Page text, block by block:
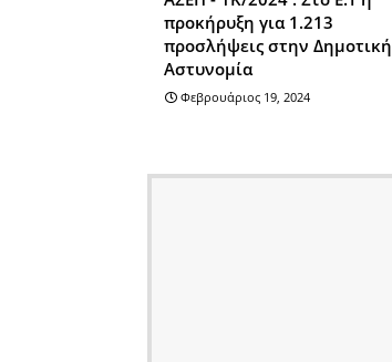
προκήρυξη για 1.213
προσλήψεις στην Δημοτική
Αστυνομία
Φεβρουάριος 19, 2024